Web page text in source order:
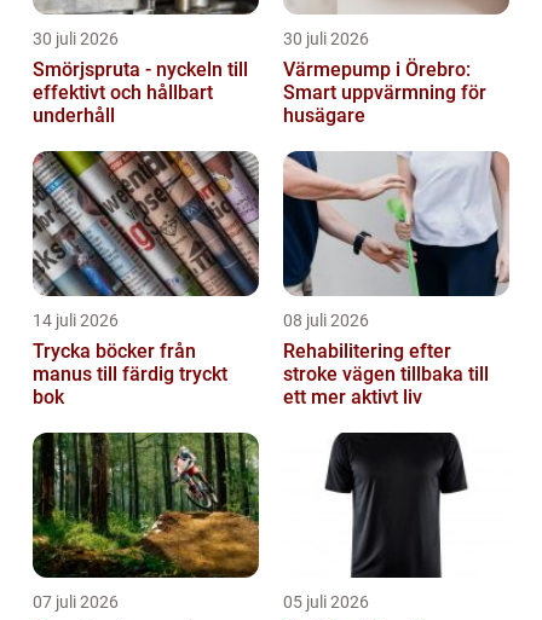
30 juli 2026
Smörjspruta - nyckeln till
effektivt och hållbart
underhåll
30 juli 2026
Värmepump i Örebro:
Smart uppvärmning för
husägare
14 juli 2026
Trycka böcker från
manus till färdig tryckt
bok
08 juli 2026
Rehabilitering efter
stroke vägen tillbaka till
ett mer aktivt liv
07 juli 2026 05 juli 2026